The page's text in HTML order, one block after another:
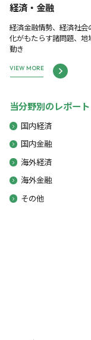
経済・金融
経済金融情勢、経済社会
化がもたらす諸問題、地
動き
VIEW MORE
当分野別のレポート
国内経済
国内金融
海外経済
海外金融
その他